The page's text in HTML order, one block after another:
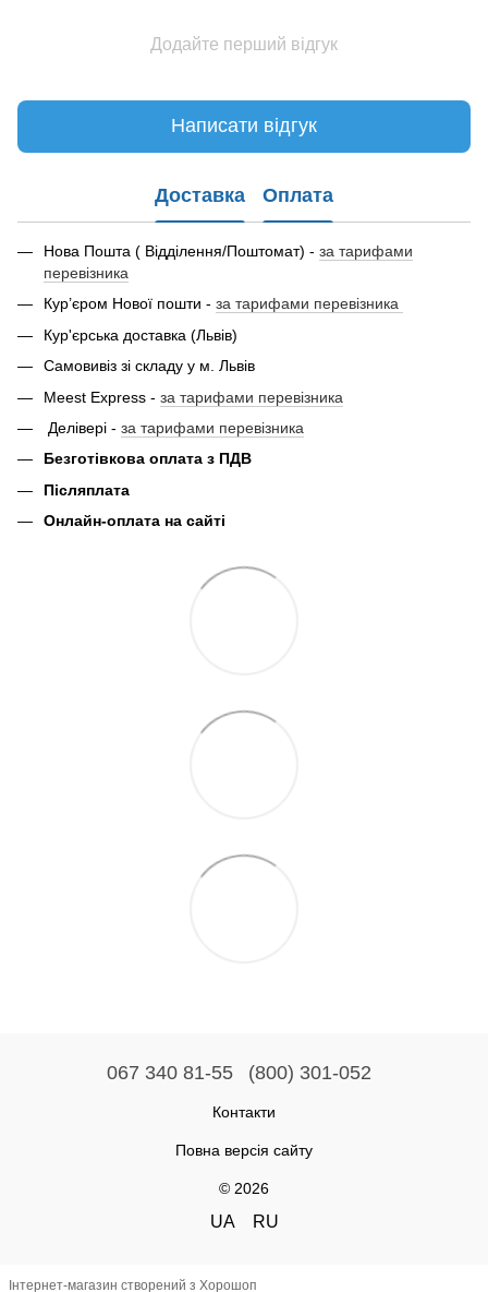
Додайте перший відгук
Написати відгук
Доставка Оплата
Нова Пошта ( Відділення/Поштомат) - за тарифами
перевізника
Кур’єром Нової пошти - за тарифами перевізника
Кур'єрська доставка (Львів)
Самовивіз зі складу у м. Львів
Meest Express - за тарифами перевізника
Делівері - за тарифами перевізника
Безготівкова оплата з ПДВ
Післяплата
Онлайн-оплата на сайті
067 340 81-55 (800) 301-052
Контакти
Повна версія сайту
© 2026
UA RU
Інтернет-магазин створений з Хорошоп